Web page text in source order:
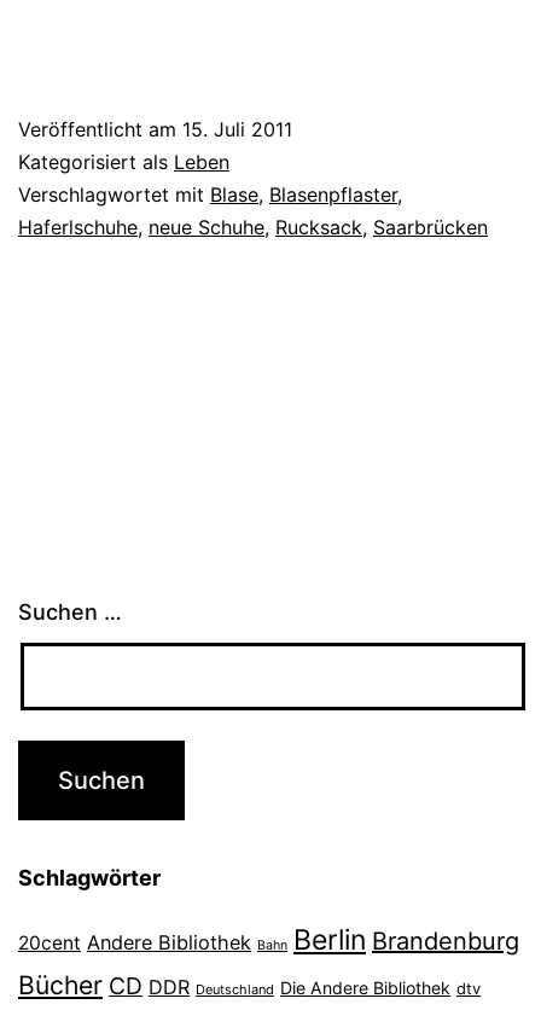
Veröffentlicht am 15. Juli 2011
Kategorisiert als Leben
Verschlagwortet mit Blase, Blasenpflaster,
Haferlschuhe, neue Schuhe, Rucksack, Saarbrücken
Suchen …
Schlagwörter
20cent Andere Bibliothek Bahn Berlin Brandenburg
Bücher CD DDR Deutschland Die Andere Bibliothek dtv